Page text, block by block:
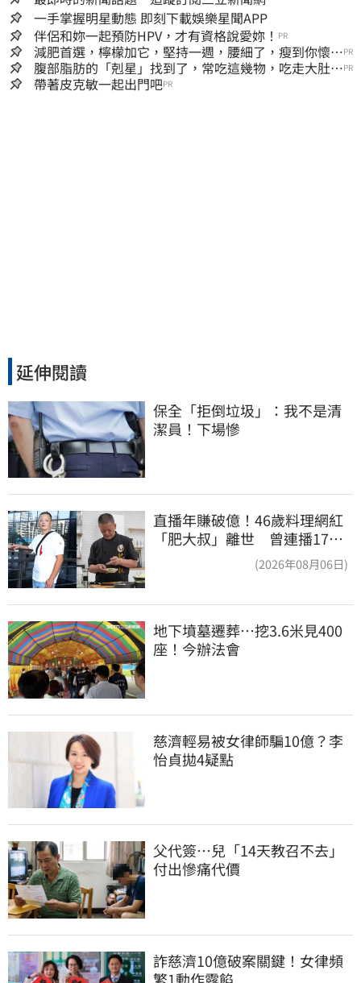
一手掌握明星動態 即刻下載娛樂星聞APP
伴侶和妳一起預防HPV，才有資格說愛妳！ PR
減肥首選，檸檬加它，堅持一週，腰細了，瘦到你懷疑
人生
PR
腹部脂肪的「剋星」找到了，常吃這幾物，吃走大肚
囊，瘦出小蠻腰
PR
帶著皮克敏一起出門吧PR
延伸閱讀
保全「拒倒垃圾」：我不是清
潔員！下場慘
直播年賺破億！46歲料理網紅
「肥大叔」離世 曾連播17小
(2026年08月06日)
地下墳墓遷葬…挖3.6米見400
座！今辦法會
慈濟輕易被女律師騙10億？李
怡貞拋4疑點
父代簽…兒「14天教召不去」
付出慘痛代價
詐慈濟10億破案關鍵！女律頻